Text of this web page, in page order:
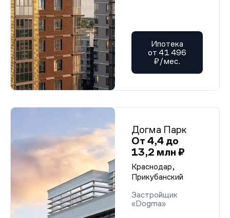
Ипотека
от 41 496
₽/мес.
Догма Парк
От 4,4 до
13,2 млн ₽
Краснодар,
Прикубанский
Застройщик
«Dogma»